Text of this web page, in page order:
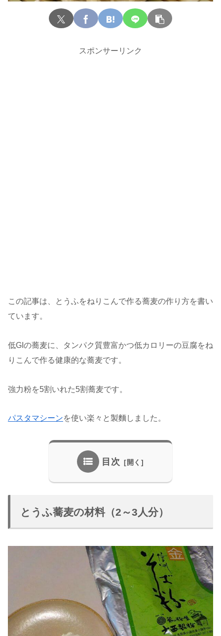
スポンサーリンク
この記事は、とうふをねりこんで作る蕎麦の作り方を書い
ています。
低GIの蕎麦に、タンパク質豊富かつ低カロリーの豆腐をね
りこんで作る健康的な蕎麦です。
強力粉を5割いれた5割蕎麦です。
パスタマシーンを使い楽々と製麵しました。
目次
とうふ蕎麦の材料（2～3人分）